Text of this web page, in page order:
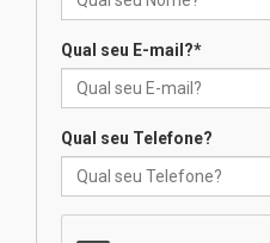
Como
XIII
Qual seu E-mail?*
Qual seu Telefone?